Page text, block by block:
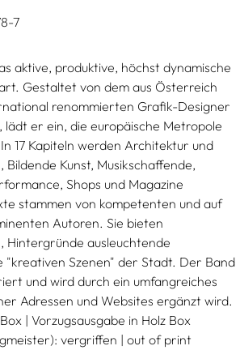
7
aktive, produktive, höchst dynamische
Gestaltet von dem aus Österreich
renommierten Grafik-Designer
lädt er ein, die europäische Metropole
17 Kapiteln werden Architektur und
Bildende Kunst, Musikschaffende,
Shops und Magazine
stammen von kompetenten und auf
Autoren. Sie bieten
Hintergründe ausleuchtende
"kreativen Szenen" der Stadt. Der Band
und wird durch ein umfangreiches
Adressen und Websites ergänzt wird.
| Vorzugsausgabe in Holz Box
vergriffen | out of print